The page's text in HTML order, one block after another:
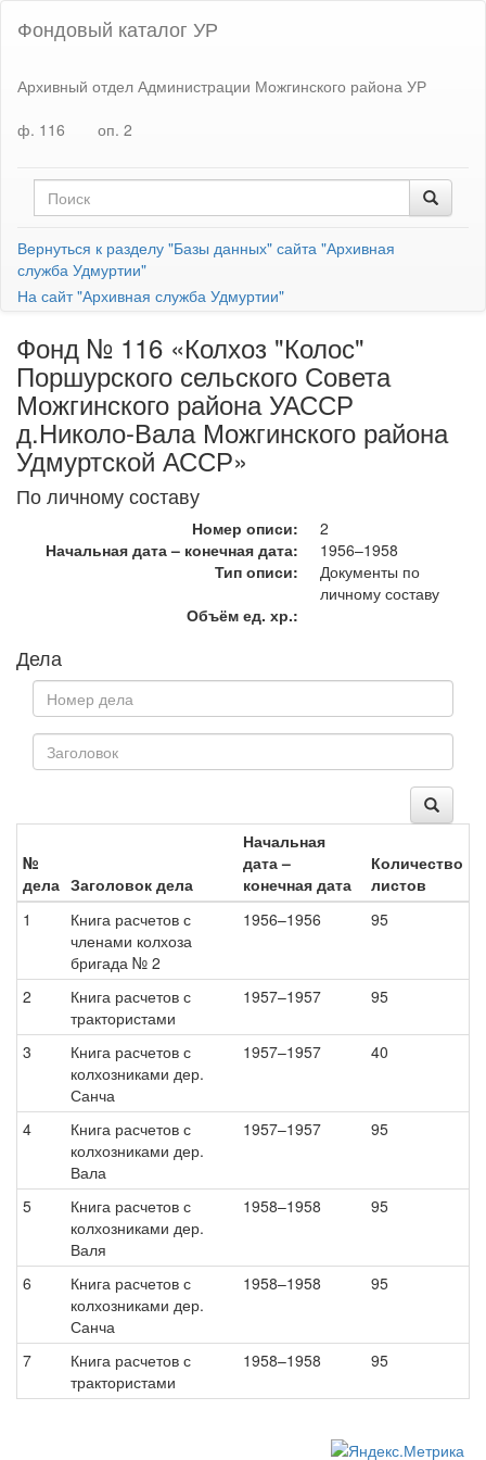
Фондовый каталог УР
Архивный отдел Администрации Можгинского района УР
ф. 116
оп. 2
Вернуться к разделу "Базы данных" сайта "Архивная
служба Удмуртии"
На сайт "Архивная служба Удмуртии"
Фонд № 116 «Колхоз "Колос"
Поршурского сельского Совета
Можгинского района УАССР
д.Николо-Вала Можгинского района
Удмуртской АССР»
По личному составу
Номер описи:
2
Начальная дата – конечная дата:
1956–1958
Тип описи:
Документы по
личному составу
Объём ед. хр.:
Дела
№
дела Заголовок дела
Начальная
дата –
конечная дата
Количество
листов
1
Книга расчетов с
членами колхоза
бригада № 2
1956–1956 95
2
Книга расчетов с
трактористами
1957–1957 95
3
Книга расчетов с
колхозниками дер.
Санча
1957–1957 40
4
Книга расчетов с
колхозниками дер.
Вала
1957–1957 95
5
Книга расчетов с
колхозниками дер.
Валя
1958–1958 95
6
Книга расчетов с
колхозниками дер.
Санча
1958–1958 95
7
Книга расчетов с
трактористами
1958–1958 95